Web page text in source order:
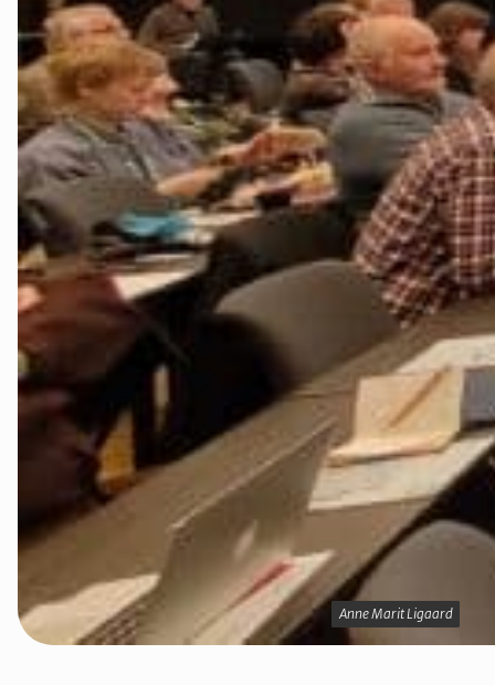
Trondheim
Verdal
Anne Marit Ligaard
Anne Marit Ligaard